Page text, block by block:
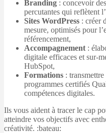
Branding : concevoir
percutantes qui reflètent
Sites WordPress : créer
mesure, optimisés pour
référencement,
Accompagnement :
digitale efficaces et sur-
HubSpot,
Formations :
programmes certifiés
compétences digitales.
Ils vous aident à tracer le cap
atteindre vos objectifs avec
créativité. :bateau: